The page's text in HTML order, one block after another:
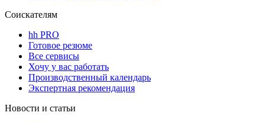
Соискателям
hh PRO
Готовое резюме
Все сервисы
Хочу у вас работать
Производственный календарь
Экспертная рекомендация
Новости и статьи